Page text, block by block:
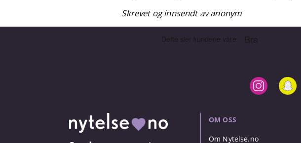
Skrevet og innsendt av anonym
OM OSS
Om Nytelse.no